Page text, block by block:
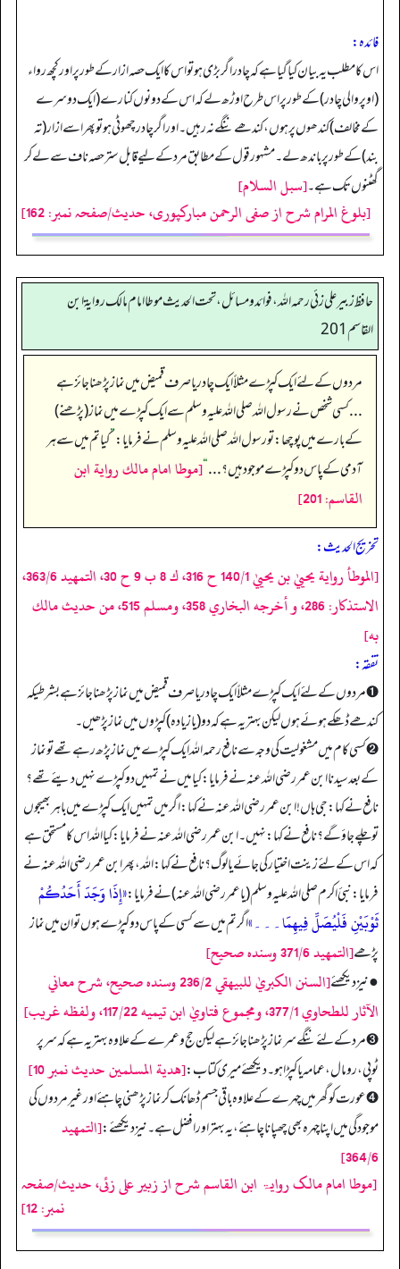
فائدہ:
اس کا مطلب یہ بیان کیا گیا ہے کہ چادر اگر بڑی ہو تو اس کا ایک حصہ ازار کے طور پر اور کچھ رواء
(اوپر والی چادر) کے طور پر اس طرح اوڑھ لے کہ اس کے دونوں کنارے (ایک دوسرے
کے مخالف) کندھوں پر ہوں، کندھے ننگے نہ رہیں۔ اور اگر چادر چھوٹی ہو تو پھر اسے ازار (تہ
بند) کے طور پر باندھ لے۔ مشہور قول کے مطابق مرد کے لیے قابل ستر حصہ ناف سے لے کر
گھٹنوں تک ہے۔[سبل السلام]
[بلوغ المرام شرح از صفی الرحمن مبارکپوری، حدیث/صفحہ نمبر: 162]
حافظ زبير على زئي رحمه الله، فوائد و مسائل، تحت الحديث موطا امام مالك رواية ابن
القاسم 201
مردوں کے لئے ایک کپڑے مثلاً ایک چادر یا صرف قمیض میں نماز پڑھنا جائز ہے
... کسی شخص نے رسول اللہ صلی اللہ علیہ وسلم سے ایک کپڑے میں نماز (پڑھنے)
کے بارے میں پوچھا: تو رسول اللہ صلی اللہ علیہ وسلم نے فرمایا:”کیا تم میں سے ہر
آدمی کے پاس دو کپڑے موجود ہیں؟...“[موطا امام مالك رواية ابن
القاسم: 201]
تخریج الحدیث:
[الموطأ رواية يحييٰ بن يحييٰ 140/1 ح 316، ك 8 ب 9 ح 30، التمهيد 363/6،
الاستذكار: 286، و أخرجه البخاري 358، ومسلم 515، من حديث مالك
به]
تفقه:
➊ مردوں کے لئے ایک کپڑے مثلاً ایک چادر یا صرف قمیض میں نماز پڑھنا جائز ہے بشرطیکہ
کندھے ڈھکے ہوئے ہوں لیکن بہتر یہ ہے کہ دو (یا زیادہ) کپڑوں میں نماز پڑھیں۔
➋ کسی کام میں مشغولیت کی وجہ سے نافع رحمہ اللہ ایک کپڑے میں نماز پڑھ رہے تھے تو نماز
کے بعد سیدنا ابن عمر رضی اللہ عنہ نے فرمایا: کیا میں نے تمہیں دو کپڑے نہیں دیئے تھے؟
نافع نے کہا: جی ہاں! ابن عمر رضی اللہ عنہ نے کہا: اگر میں تمہیں ایک کپڑے میں باہر بھیجوں
تو چلے جاؤ گے؟ نافع نے کہا: نہیں۔ ابن عمر رضی اللہ عنہ نے فرمایا: کیا اللہ اس کا مستحق ہے
کہ اس کے لئے زینت اختیار کی جائے یا لوگ؟ نافع نے کہا: اللہ، پھر ابن عمر رضی اللہ عنہ نے
فرمایا: نبیٔ اکرم صلی اللہ علیہ وسلم (یا عمر رضی اللہ عنہ) نے فرمایا:«إِذَا وَجَدَ أَحَدُكُمْ
ثَوْبَيْنِ فَلْيُصَلِّ فِيهِمَا۔۔۔»اگر تم میں سے کسی کے پاس دو کپڑے ہوں تو ان میں نماز
پڑھے[التمهيد 371/6 وسنده صحيح]
● نیز دیکھئے
[السنن الكبريٰ للبيهقي 236/2 وسنده صحيح، شرح معاني
الآثار للطحاوي 377/1، ومجموع فتاويٰ ابن تيميه 117/22، ولفظه غريب]
➌ مرد کے لئے ننگے سر نماز پڑھنا جائز ہے لیکن حج و عمرے کے علاوہ بہتر یہ ہے کہ سر پر
ٹوپی، رومال، عمامہ یا کپڑا ہو۔ دیکھئے میری کتاب:[هدية المسلمين حديث نمبر 10]
➍ عورت کو گھر میں چہرے کے علاوہ باقی جسم ڈھانک کر نماز پڑھنی چاہئے اور غیر مردوں کی
موجودگی میں اپنا چہرہ بھی چھپانا چاہئے، یہ بہتر اور افضل ہے۔ نیز دیکھئے:[التمهيد
364/6]
[موطا امام مالک روایۃ ابن القاسم شرح از زبیر علی زئی، حدیث/صفحہ
نمبر: 12]